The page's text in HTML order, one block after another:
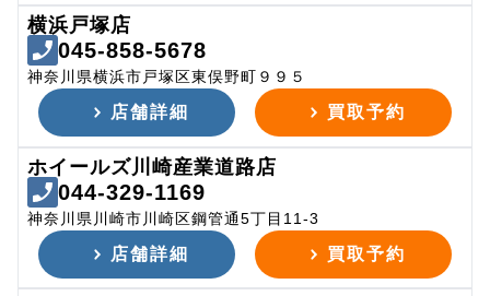
横浜戸塚店
045-858-5678
神奈川県横浜市戸塚区東俣野町９９５
店舗詳細 買取予約
ホイールズ川崎産業道路店
044-329-1169
神奈川県川崎市川崎区鋼管通5丁目11-3
店舗詳細 買取予約